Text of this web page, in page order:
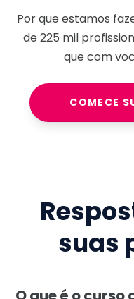
Por que estamos
de225 mil
que com
COMECE
suas